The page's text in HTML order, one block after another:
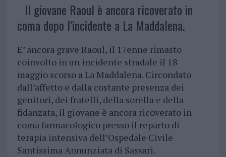
Il giovane Raoul è ancora ricoverato in
coma dopo l’incidente a La Maddalena.
E’ ancora grave Raoul, il 17enne rimasto
coinvolto in un incidente stradale il 18
maggio scorso a La Maddalena. Circondato
dall’affetto e dalla costante presenza dei
genitori, dei fratelli, della sorella e della
fidanzata, il giovane è ancora ricoverato in
coma farmacologico presso il reparto di
terapia intensiva dell’Ospedale Civile
Santissima Annunziata di Sassari.